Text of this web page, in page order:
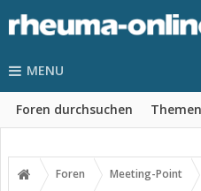
MENU
Foren durchsuchen
Foren Meeting-Point